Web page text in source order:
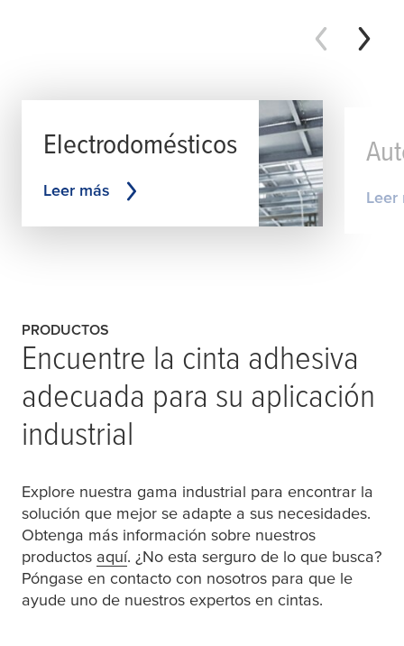
Electrodomésticos
Leer más Leer
PRODUCTOS
Encuentre la cinta adhesiva
adecuada para su aplicación
industrial
Explore nuestra gama industrial para encontrar la
solución que mejor se adapte a sus necesidades.
Obtenga más información sobre nuestros
productos aquí. ¿No esta serguro de lo que busca?
Póngase en contacto con nosotros para que le
ayude uno de nuestros expertos en cintas.